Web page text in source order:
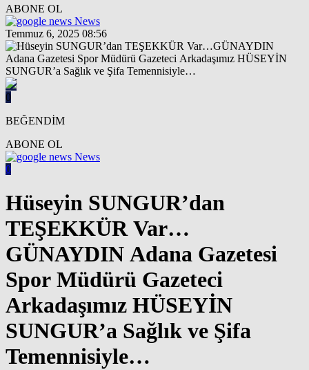
ABONE OL
News
Temmuz 6, 2025 08:56
0
BEĞENDİM
ABONE OL
News
0
Hüseyin SUNGUR’dan
TEŞEKKÜR Var…
GÜNAYDIN Adana Gazetesi
Spor Müdürü Gazeteci
Arkadaşımız HÜSEYİN
SUNGUR’a Sağlık ve Şifa
Temennisiyle…